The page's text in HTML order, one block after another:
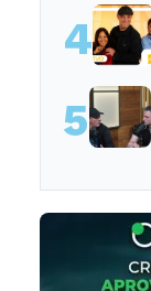
4
5